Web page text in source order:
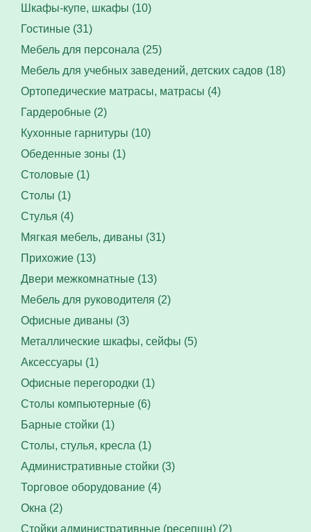
Шкафы-купе, шкафы (10)
Гостиные (31)
Мебель для персонала (25)
Мебель для учебных заведений, детских садов (18)
Ортопедические матрасы, матрасы (4)
Гардеробные (2)
Кухонные гарнитуры (10)
Обеденные зоны (1)
Столовые (1)
Столы (1)
Стулья (4)
Мягкая мебель, диваны (31)
Прихожие (13)
Двери межкомнатные (13)
Мебель для руководителя (2)
Офисные диваны (3)
Металлические шкафы, сейфы (5)
Аксессуары (1)
Офисные перегородки (1)
Столы компьютерные (6)
Барные стойки (1)
Столы, стулья, кресла (1)
Административные стойки (3)
Торговое оборудование (4)
Окна (2)
Стойки административные (ресепшн) (2)